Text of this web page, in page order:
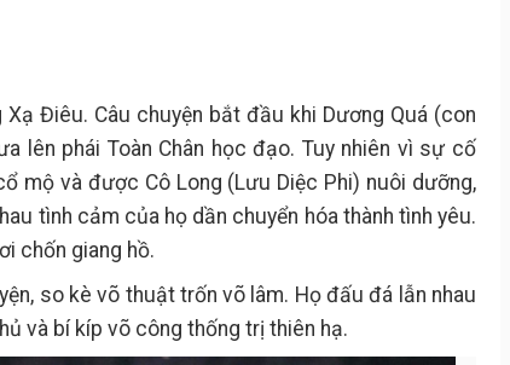
Điêu. Câu chuyện bắt đầu khi Dương Quá (con
lên phái Toàn Chân học đạo. Tuy nhiên vì sự cố
mộ và được Cô Long (Lưu Diệc Phi) nuôi dưỡng,
tình cảm của họ dần chuyển hóa thành tình yêu.
chốn giang hồ.
so kè võ thuật trốn võ lâm. Họ đấu đá lẫn nhau
và bí kíp võ công thống trị thiên hạ.